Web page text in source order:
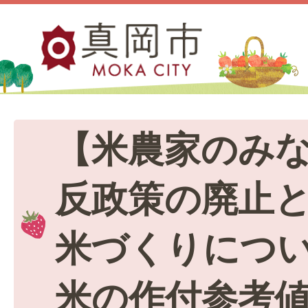
【米農家のみ
反政策の廃止
米づくりにつ
米の作付参考